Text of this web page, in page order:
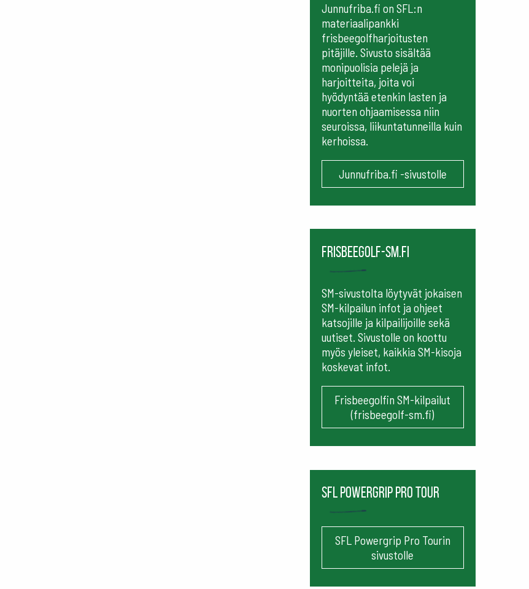
Junnufriba.fi on SFL:n
materiaalipankki
frisbeegolfharjoitusten
pitäjille. Sivusto sisältää
monipuolisia pelejä ja
harjoitteita, joita voi
hyödyntää etenkin lasten ja
nuorten ohjaamisessa niin
seuroissa, liikuntatunneilla kuin
kerhoissa.
Junnufriba.fi -sivustolle
frisbeegolf-sm.fi
SM-sivustolta löytyvät jokaisen
SM-kilpailun infot ja ohjeet
katsojille ja kilpailijoille sekä
uutiset. Sivustolle on koottu
myös yleiset, kaikkia SM-kisoja
koskevat infot.
Frisbeegolfin SM-kilpailut
(frisbeegolf-sm.fi)
SFL Powergrip Pro Tour
SFL Powergrip Pro Tourin
sivustolle